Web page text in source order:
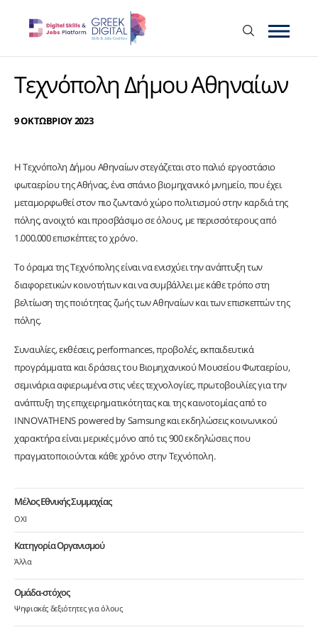
Τεχνόπολη Δήμου Αθηναίων
9 ΟΚΤΩΒΡΙΟΥ 2023
Η Τεχνόπολη Δήμου Αθηναίων στεγάζεται στο παλιό εργοστάσιο
φωταερίου της Αθήνας, ένα σπάνιο βιομηχανικό μνημείο, που έχει
μεταμορφωθεί στον πιο ζωντανό χώρο πολιτισμού στην καρδιά της
πόλης, ανοιχτό και προσβάσιμο σε όλους, με περισσότερους από
1.000.000 επισκέπτες το χρόνο.
Το όραμα της Τεχνόπολης είναι να ενισχύει την ανάπτυξη των
διαφορετικών κοινοτήτων και να συμβάλλει με κάθε τρόπο στη
βελτίωση της ποιότητας ζωής των Αθηναίων και των επισκεπτών της
πόλης.
Συναυλίες, εκθέσεις, performances, προβολές, εκπαιδευτικά
προγράμματα και δράσεις του Βιομηχανικού Μουσείου Φωταερίου,
σεμινάρια αφιερωμένα στις νέες τεχνολογίες, πρωτοβουλίες για την
ανάπτυξη της επιχειρηματικότητας και της καινοτομίας από το
INNOVATHENS powered by Samsung και εκδηλώσεις κοινωνικού
χαρακτήρα είναι μερικές μόνο από τις 900 εκδηλώσεις που
πραγματοποιούνται κάθε χρόνο στην Τεχνόπολη.
Μέλος Εθνικής Συμμαχίας
ΟΧΙ
Κατηγορία Οργανισμού
Άλλα
Ομάδα-στόχος
Ψηφιακές δεξιότητες για όλους